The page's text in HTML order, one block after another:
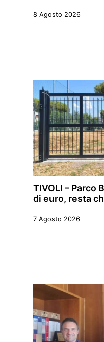
8 Agosto 2026
TIVOLI – Parco
di euro, resta
7 Agosto 2026